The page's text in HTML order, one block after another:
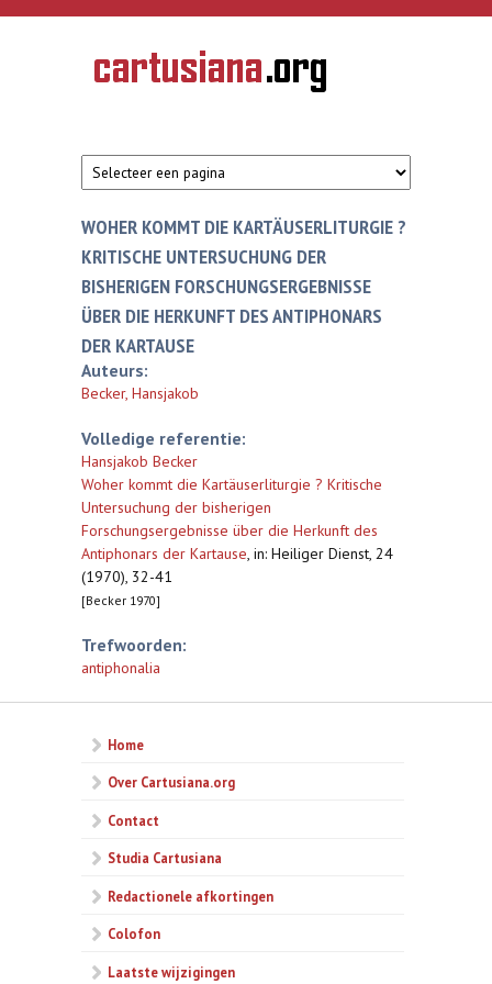
Overslaan en naar de inhoud gaan
CARTUSIANA
Geschiedenis
van de
WOHER KOMMT DIE KARTÄUSERLITURGIE ?
KRITISCHE UNTERSUCHUNG DER
BISHERIGEN FORSCHUNGSERGEBNISSE
ÜBER DIE HERKUNFT DES ANTIPHONARS
DER KARTAUSE
Auteurs:
Becker, Hansjakob
Volledige referentie:
Hansjakob Becker
Woher kommt die Kartäuserliturgie ? Kritische
Untersuchung der bisherigen
Forschungsergebnisse über die Herkunft des
Antiphonars der Kartause, in: Heiliger Dienst, 24
(1970), 32-41
[Becker 1970]
Trefwoorden:
antiphonalia
Home
Over Cartusiana.org
Contact
Studia Cartusiana
Redactionele afkortingen
Colofon
Laatste wijzigingen